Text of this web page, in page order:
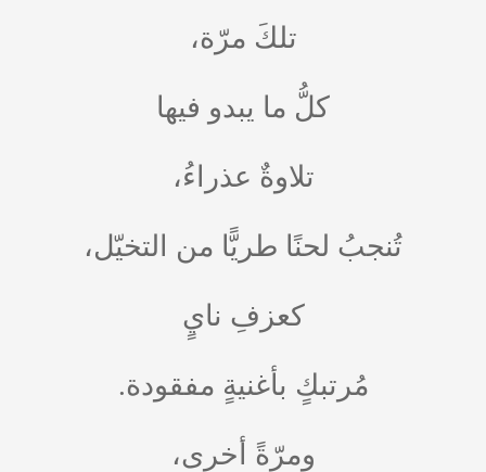
تلكَ مرّة،
كلُّ ما يبدو فيها
تلاوةٌ عذراءُ،
تُنجبُ لحنًا طريًّا من التخيّل،
كعزفِ نايٍ
مُرتبكٍ بأغنيةٍ مفقودة.
ومرّةً أخرى،